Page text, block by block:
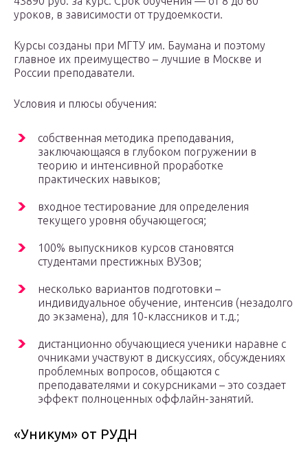
уроков, в зависимости от трудоемкости.
Курсы созданы при МГТУ им. Баумана и поэтому
главное их преимущество – лучшие в Москве и
России преподаватели.
Условия и плюсы обучения:
собственная методика преподавания,
заключающаяся в глубоком погружении в
теорию и интенсивной проработке
практических навыков;
входное тестирование для определения
текущего уровня обучающегося;
100% выпускников курсов становятся
студентами престижных ВУЗов;
несколько вариантов подготовки –
индивидуальное обучение, интенсив (незадолго
до экзамена), для 10-классников и т.д.;
дистанционно обучающиеся ученики наравне с
очниками участвуют в дискуссиях, обсуждениях
проблемных вопросов, общаются с
преподавателями и сокурсниками – это создает
эффект полноценных оффлайн-занятий.
«Уникум» от РУДН